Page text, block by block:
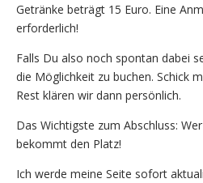
Getränke beträgt 15 Euro. Eine
erforderlich!
Falls Du also noch spontan dabei
die Möglichkeit zu buchen. Schick
Rest klären wir dann persönlich.
Das Wichtigste zum Abschluss:
bekommt den Platz!
Ich werde meine Seite sofort